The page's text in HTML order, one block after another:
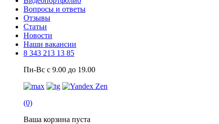
Вопросы и ответы
Отзывы
Статьи
Новости
Наши вакансии
8 343 213 13 85
Пн-Вс с 9.00 до 19.00
(0)
Ваша корзина пуста